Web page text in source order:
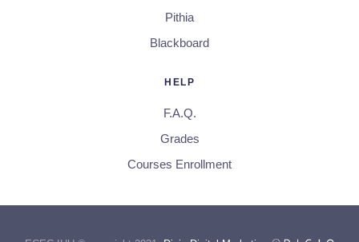
Pithia
Blackboard
HELP
F.A.Q.
Grades
Courses Enrollment